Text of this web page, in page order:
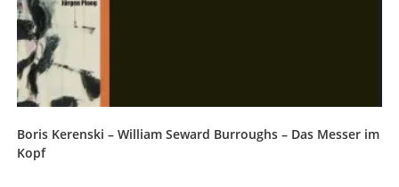
Boris Kerenski – William Seward Burroughs – Das Messer im
Kopf